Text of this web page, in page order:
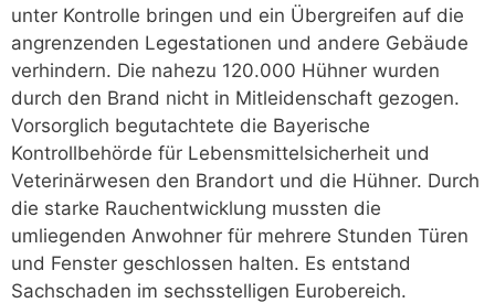
unter Kontrolle bringen und ein Übergreifen auf die
angrenzenden Legestationen und andere Gebäude
verhindern. Die nahezu 120.000 Hühner wurden
durch den Brand nicht in Mitleidenschaft gezogen.
Vorsorglich begutachtete die Bayerische
Kontrollbehörde für Lebensmittelsicherheit und
Veterinärwesen den Brandort und die Hühner. Durch
die starke Rauchentwicklung mussten die
umliegenden Anwohner für mehrere Stunden Türen
und Fenster geschlossen halten. Es entstand
Sachschaden im sechsstelligen Eurobereich.